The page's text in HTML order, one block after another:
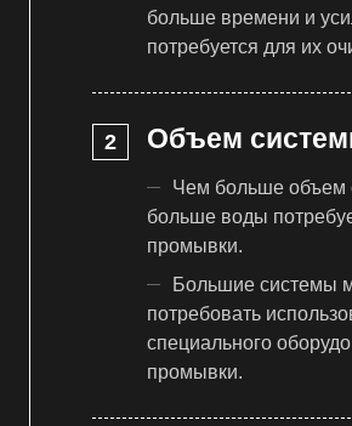
больше времени и
потребуется для их
Объем
Чем больше объем
больше воды
промывки.
Большие системы
потребовать
специального
промывки.